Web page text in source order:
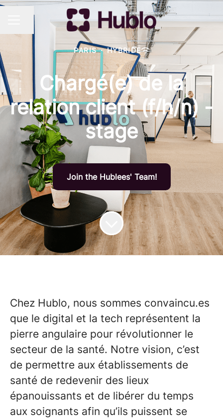
MENU CARRIÈRE
Partager la page
PARIS · HYBRIDE
Chargé(e) de la
relation client (f/h/n) -
stage
Join the Hublees' Team!
Chez Hublo, nous sommes convaincu.es
que le digital et la tech représentent la
pierre angulaire pour révolutionner le
secteur de la santé. Notre vision, c’est
de permettre aux établissements de
santé de redevenir des lieux
épanouissants et de libérer du temps
aux soignants afin qu’ils puissent se